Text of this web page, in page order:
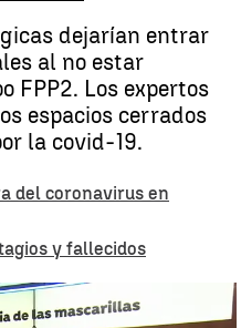
dejarían entrar
al no estar
FPP2. Los expertos
espacios cerrados
la covid-19.
del coronavirus en
y fallecidos
la protección de la mascarilla
en espacios cerrados |
NUEVA